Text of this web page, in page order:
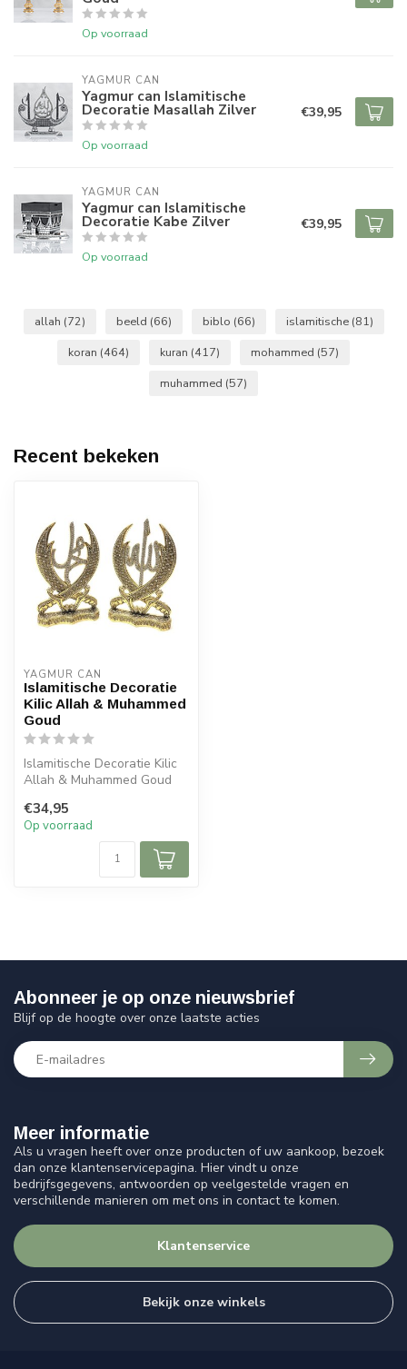
Op voorraad
YAGMUR CAN
Yagmur can Islamitische
Decoratie Masallah Zilver
Op voorraad
€39,95
YAGMUR CAN
Yagmur can Islamitische
Decoratie Kabe Zilver
Op voorraad
€39,95
allah (72) beeld (66) biblo (66) islamitische (81)
koran (464) kuran (417) mohammed (57)
muhammed (57)
Recent bekeken
YAGMUR CAN
Islamitische Decoratie
Kilic Allah & Muhammed
Goud
Islamitische Decoratie Kilic
Allah & Muhammed Goud
€34,95
Op voorraad
Meer informatie
Als u vragen heeft over onze producten of uw aankoop, bezoek
dan onze klantenservicepagina. Hier vindt u onze
bedrijfsgegevens, antwoorden op veelgestelde vragen en
verschillende manieren om met ons in contact te komen.
Klantenservice
Bekijk onze winkels
Abonneer je op onze nieuwsbrief
Blijf op de hoogte over onze laatste acties